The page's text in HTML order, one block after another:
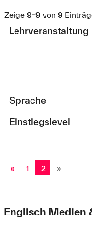
Zeige 9-9 von 9
Lehrveranstaltung
Sprache
Einstiegslevel
« 1 2 »
Englisch Medien